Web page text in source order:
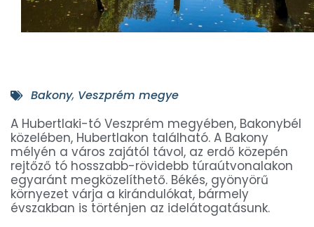
Bakony, Veszprém megye
A Hubertlaki-tó Veszprém megyében, Bakonybél
közelében, Hubertlakon található. A Bakony
mélyén a város zajától távol, az erdő közepén
rejtőző tó hosszabb-rövidebb túraútvonalakon
egyaránt megközelíthető. Békés, gyönyörű
környezet várja a kirándulókat, bármely
évszakban is történjen az idelátogatásunk.